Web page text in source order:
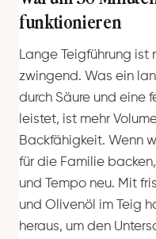
funktionieren
Lange Teigführung ist
zwingend. Was ein
durch Säure und eine
leistet, ist mehr
Backfähigkeit. Wenn
für die Familie
und Tempo neu. Mit
und Olivenöl im Teig
heraus, um den